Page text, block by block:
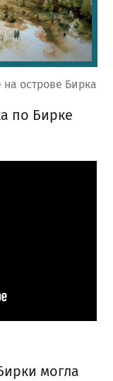
острове Бирка
по Бирке
могла